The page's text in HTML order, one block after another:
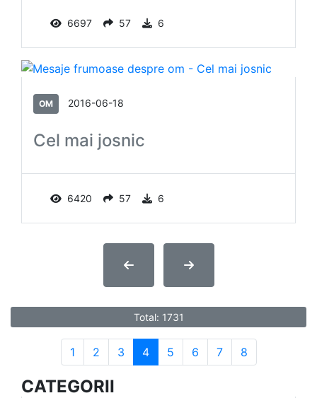
6697 57 6
OM 2016-06-18
Cel mai josnic
6420 57 6
Total: 1731
1 2 3 4 5 6 7 8
CATEGORII